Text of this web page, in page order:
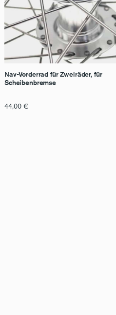
Nav-Vorderrad für Zweiräder, für
Scheibenbremse
44,00 €